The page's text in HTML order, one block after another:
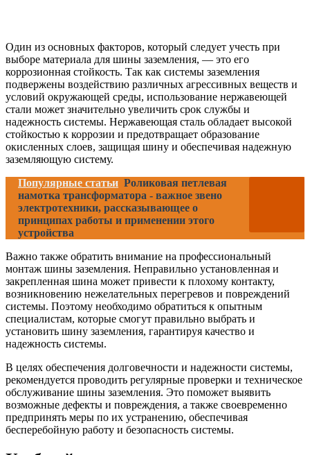
Один из основных факторов, который следует учесть при
выборе материала для шины заземления, — это его
коррозионная стойкость. Так как системы заземления
подвержены воздействию различных агрессивных веществ и
условий окружающей среды, использование нержавеющей
стали может значительно увеличить срок службы и
надежность системы. Нержавеющая сталь обладает высокой
стойкостью к коррозии и предотвращает образование
окисленных слоев, защищая шину и обеспечивая надежную
заземляющую систему.
Популярные статьи Роликовая петлевая
намотка трансформатора - важное звено
электротехники, рассказывающее о
принципах работы и применении этого
устройства
Важно также обратить внимание на профессиональный
монтаж шины заземления. Неправильно установленная и
закрепленная шина может привести к плохому контакту,
возникновению нежелательных перегревов и повреждений
системы. Поэтому необходимо обратиться к опытным
специалистам, которые смогут правильно выбрать и
установить шину заземления, гарантируя качество и
надежность системы.
В целях обеспечения долговечности и надежности системы,
рекомендуется проводить регулярные проверки и техническое
обслуживание шины заземления. Это поможет выявить
возможные дефекты и повреждения, а также своевременно
предпринять меры по их устранению, обеспечивая
бесперебойную работу и безопасность системы.